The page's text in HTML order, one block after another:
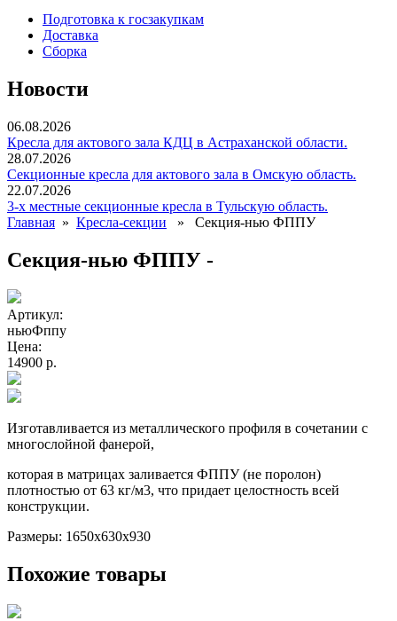
Подготовка к госзакупкам
Доставка
Сборка
Новости
06.08.2026
Кресла для актового зала КДЦ в Астраханской области.
28.07.2026
Секционные кресла для актового зала в Омскую область.
22.07.2026
3-х местные секционные кресла в Тульскую область.
Главная » Кресла-секции » Секция-нью ФППУ
Секция-нью ФППУ -
Артикул:
ньюФппу
Цена:
14900 р.
Изготавливается из металлического профиля в сочетании с
многослойной фанерой,
которая в матрицах заливается ФППУ (не поролон)
плотностью от 63 кг/м3, что придает целостность всей
конструкции.
Размеры: 1650х630х930
Похожие товары